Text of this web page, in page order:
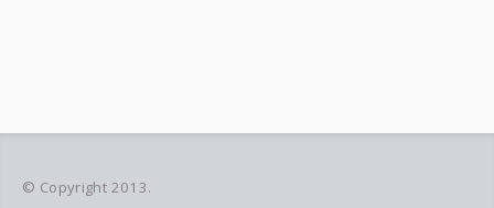
© Copyright 2013.